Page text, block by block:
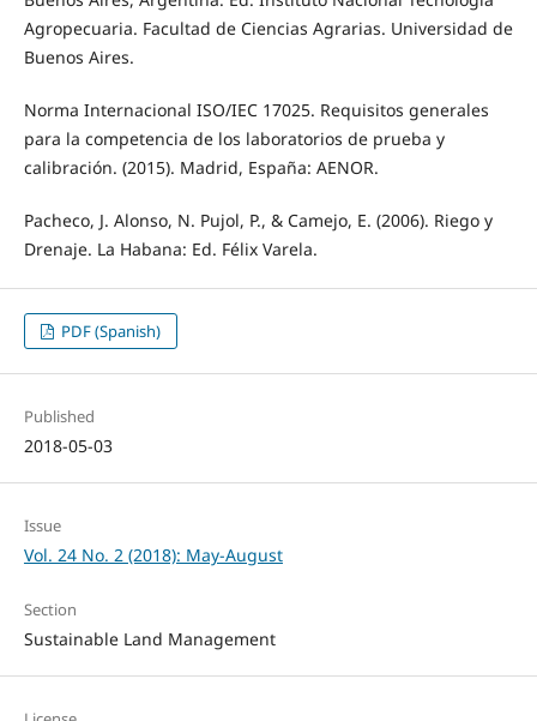
Agropecuaria. Facultad de Ciencias Agrarias. Universidad de
Buenos Aires.
Norma Internacional ISO/IEC 17025. Requisitos generales
para la competencia de los laboratorios de prueba y
calibración. (2015). Madrid, España: AENOR.
Pacheco, J. Alonso, N. Pujol, P., & Camejo, E. (2006). Riego y
Drenaje. La Habana: Ed. Félix Varela.
PDF (Spanish)
Published
2018-05-03
Issue
Vol. 24 No. 2 (2018): May-August
Section
Sustainable Land Management